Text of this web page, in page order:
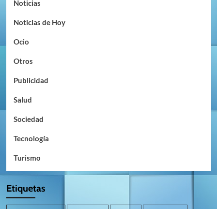
Noticias
Noticias de Hoy
Ocio
Otros
Publicidad
Salud
Sociedad
Tecnología
Turismo
Etiquetas